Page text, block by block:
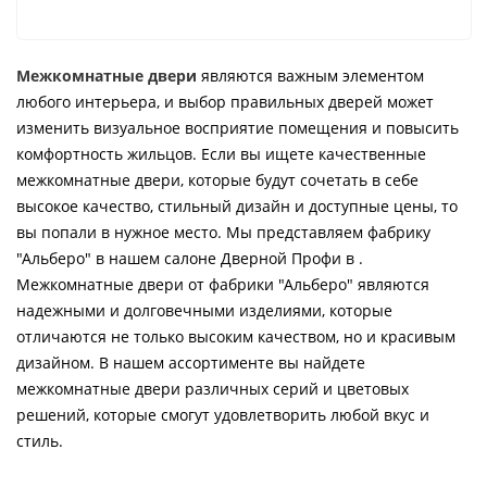
Межкомнатные двери являются важным элементом
любого интерьера, и выбор правильных дверей может
изменить визуальное восприятие помещения и повысить
комфортность жильцов. Если вы ищете качественные
межкомнатные двери, которые будут сочетать в себе
высокое качество, стильный дизайн и доступные цены, то
вы попали в нужное место. Мы представляем фабрику
"Альберо" в нашем салоне Дверной Профи в .
Межкомнатные двери от фабрики "Альберо" являются
надежными и долговечными изделиями, которые
отличаются не только высоким качеством, но и красивым
дизайном. В нашем ассортименте вы найдете
межкомнатные двери различных серий и цветовых
решений, которые смогут удовлетворить любой вкус и
стиль.